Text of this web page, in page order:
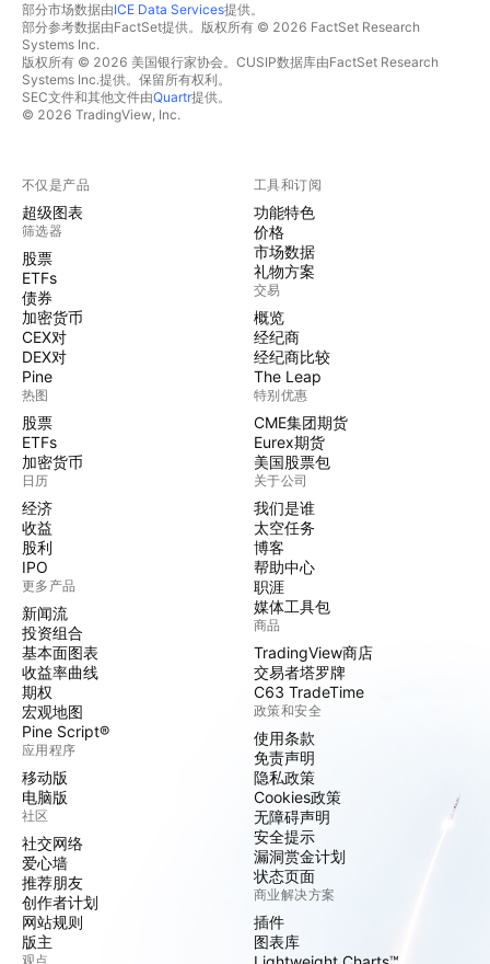
部分市场数据由ICE Data Services提供。
部分参考数据由FactSet提供。版权所有 © 2026 FactSet Research
Systems Inc.
版权所有 © 2026 美国银行家协会。CUSIP数据库由FactSet Research
Systems Inc.提供。保留所有权利。
SEC文件和其他文件由Quartr提供。
© 2026 TradingView, Inc.
不仅是产品
超级图表
筛选器
股票
ETFs
债券
加密货币
CEX对
DEX对
Pine
热图
股票
ETFs
加密货币
日历
经济
收益
股利
IPO
更多产品
新闻流
投资组合
基本面图表
收益率曲线
期权
宏观地图
Pine Script®
应用程序
移动版
电脑版
社区
社交网络
爱心墙
推荐朋友
创作者计划
网站规则
版主
观点
工具和订阅
功能特色
价格
市场数据
礼物方案
交易
概览
经纪商
经纪商比较
The Leap
特别优惠
CME集团期货
Eurex期货
美国股票包
关于公司
我们是谁
太空任务
博客
帮助中心
职涯
媒体工具包
商品
TradingView商店
交易者塔罗牌
C63 TradeTime
政策和安全
使用条款
免责声明
隐私政策
Cookies政策
无障碍声明
安全提示
漏洞赏金计划
状态页面
商业解决方案
插件
图表库